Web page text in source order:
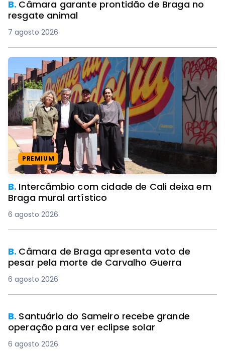
B. Câmara garante prontidão de Braga no
resgate animal
7 agosto 2026
PREMIUM
B. Intercâmbio com cidade de Cali deixa em
Braga mural artístico
6 agosto 2026
B. Câmara de Braga apresenta voto de
pesar pela morte de Carvalho Guerra
6 agosto 2026
B. Santuário do Sameiro recebe grande
operação para ver eclipse solar
6 agosto 2026